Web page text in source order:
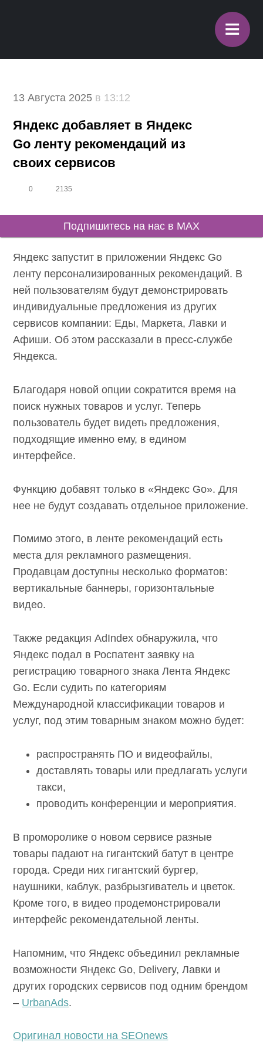
≡
13 Августа 2025 в 13:12
Яндекс добавляет в Яндекс
Go ленту рекомендаций из
своих сервисов
0 2135
Подпишитесь на нас в MAX
Яндекс запустит в приложении Яндекс Go
ленту персонализированных рекомендаций. В
ней пользователям будут демонстрировать
индивидуальные предложения из других
сервисов компании: Еды, Маркета, Лавки и
Афиши. Об этом рассказали в пресс-службе
Яндекса.
Благодаря новой опции сократится время на
поиск нужных товаров и услуг. Теперь
пользователь будет видеть предложения,
подходящие именно ему, в едином
интерфейсе.
Функцию добавят только в «Яндекс Go». Для
нее не будут создавать отдельное приложение.
Помимо этого, в ленте рекомендаций есть
места для рекламного размещения.
Продавцам доступны несколько форматов:
вертикальные баннеры, горизонтальные
видео.
Также редакция AdIndex обнаружила, что
Яндекс подал в Роспатент заявку на
регистрацию товарного знака Лента Яндекс
Go. Если судить по категориям
Международной классификации товаров и
услуг, под этим товарным знаком можно будет:
распространять ПО и видеофайлы,
доставлять товары или предлагать услуги
такси,
проводить конференции и мероприятия.
В проморолике о новом сервисе разные
товары падают на гигантский батут в центре
города. Среди них гигантский бургер,
наушники, каблук, разбрызгиватель и цветок.
Кроме того, в видео продемонстрировали
интерфейс рекомендательной ленты.
Напомним, что Яндекс объединил рекламные
возможности Яндекс Go, Delivery, Лавки и
других городских сервисов под одним брендом
– UrbanAds.
Оригинал новости на SEOnews